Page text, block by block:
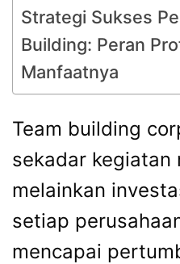
Strategi Sukses
Building: Peran
Manfaatnya
Team building
sekadar kegiatan
melainkan
setiap
mencapai